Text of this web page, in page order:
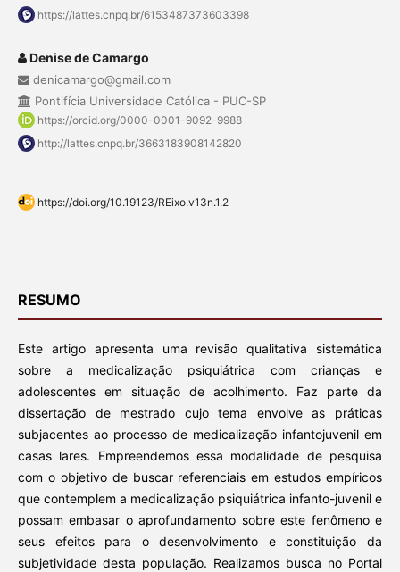
https://lattes.cnpq.br/6153487373603398
Denise de Camargo
denicamargo@gmail.com
Pontifícia Universidade Católica - PUC-SP
https://orcid.org/0000-0001-9092-9988
http://lattes.cnpq.br/3663183908142820
https://doi.org/10.19123/REixo.v13n.1.2
RESUMO
Este artigo apresenta uma revisão qualitativa sistemática
sobre a medicalização psiquiátrica com crianças e
adolescentes em situação de acolhimento. Faz parte da
dissertação de mestrado cujo tema envolve as práticas
subjacentes ao processo de medicalização infantojuvenil em
casas lares. Empreendemos essa modalidade de pesquisa
com o objetivo de buscar referenciais em estudos empíricos
que contemplem a medicalização psiquiátrica infanto-juvenil e
possam embasar o aprofundamento sobre este fenômeno e
seus efeitos para o desenvolvimento e constituição da
subjetividade desta população. Realizamos busca no Portal